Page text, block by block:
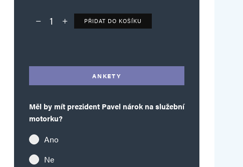
Deník TO – verze bez reklam množství
PŘIDAT DO KOŠÍKU
ANKETY
Měl by mít prezident Pavel nárok na služební
motorku?
Ano
Ne